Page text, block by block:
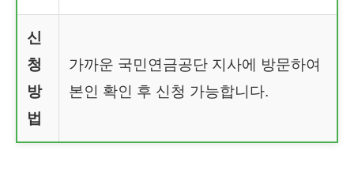
신
청
방
법
가까운 국민연금공단 지사에 방문하여
본인 확인 후 신청 가능합니다.